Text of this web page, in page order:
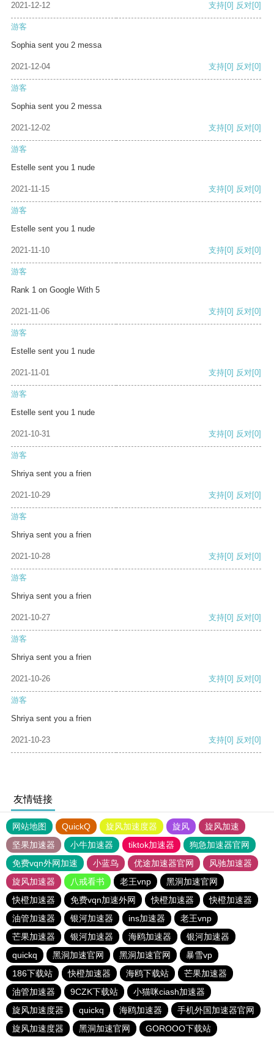
2021-12-12 支持[0] 反对[0]
游客
Sophia sent you 2 messa
2021-12-04 支持[0] 反对[0]
游客
Sophia sent you 2 messa
2021-12-02 支持[0] 反对[0]
游客
Estelle sent you 1 nude
2021-11-15 支持[0] 反对[0]
游客
Estelle sent you 1 nude
2021-11-10 支持[0] 反对[0]
游客
Rank 1 on Google With 5
2021-11-06 支持[0] 反对[0]
游客
Estelle sent you 1 nude
2021-11-01 支持[0] 反对[0]
游客
Estelle sent you 1 nude
2021-10-31 支持[0] 反对[0]
游客
Shriya sent you a frien
2021-10-29 支持[0] 反对[0]
游客
Shriya sent you a frien
2021-10-28 支持[0] 反对[0]
游客
Shriya sent you a frien
2021-10-27 支持[0] 反对[0]
游客
Shriya sent you a frien
2021-10-26 支持[0] 反对[0]
游客
Shriya sent you a frien
2021-10-23 支持[0] 反对[0]
友情链接
网站地图 QuickQ 旋风加速度器 旋风
旋风加速
坚果加速器
小牛加速器 tiktok加速器
狗急加速器官网
免费vqn外网加速
小蓝鸟 优途加速器官网
风驰加速器
旋风加速器
八戒看书 老王vnp
黑洞加速官网
快橙加速器
免费vqn加速外网 快橙加速器
快橙加速器
油管加速器
银河加速器 ins加速器
老王vnp
芒果加速器
银河加速器 海鸥加速器
银河加速器
quickq
黑洞加速官网 黑洞加速官网
暴雪vp
186下载站
快橙加速器 海鸥下载站
芒果加速器
油管加速器
9CZK下载站
小猫咪ciash加速器
旋风加速度器
quickq 海鸥加速器
手机外国加速器官网
旋风加速度器
黑洞加速官网 GOROOO下载站